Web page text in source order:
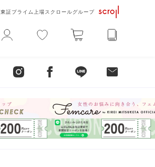
東証プライム上場スクロールグループ